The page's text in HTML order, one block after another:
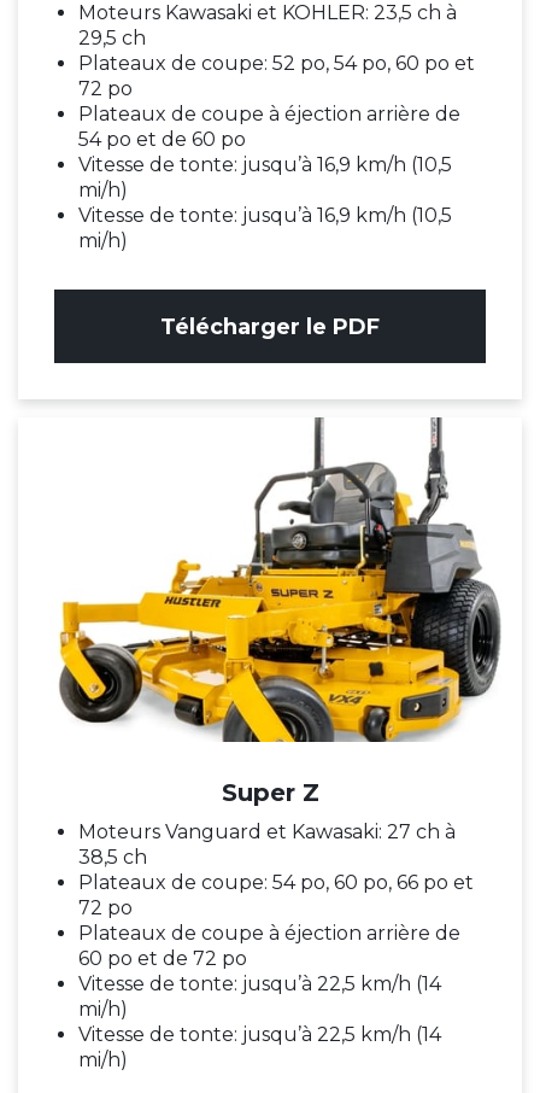
Moteurs Kawasaki et KOHLER: 23,5 ch à
29,5 ch
Plateaux de coupe: 52 po, 54 po, 60 po et
72 po
Plateaux de coupe à éjection arrière de
54 po et de 60 po
Vitesse de tonte: jusqu’à 16,9 km/h (10,5
mi/h)
Vitesse de tonte: jusqu’à 16,9 km/h (10,5
mi/h)
Télécharger le PDF
Super Z
Moteurs Vanguard et Kawasaki: 27 ch à
38,5 ch
Plateaux de coupe: 54 po, 60 po, 66 po et
72 po
Plateaux de coupe à éjection arrière de
60 po et de 72 po
Vitesse de tonte: jusqu’à 22,5 km/h (14
mi/h)
Vitesse de tonte: jusqu’à 22,5 km/h (14
mi/h)